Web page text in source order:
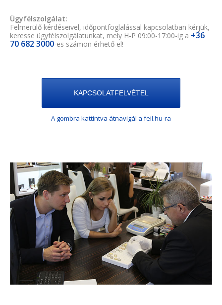
Ügyfélszolgálat:
Felmerülő kérdéseivel, időpontfoglalással kapcsolatban kérjük,
keresse ügyfélszolgálatunkat, mely H-P 09:00-17:00-ig a +36
70 682 3000-es számon érhető el!
KAPCSOLATFELVÉTEL
A gombra kattintva átnavigál a feil.hu-ra